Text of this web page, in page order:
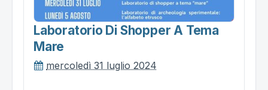
Laboratorio Di Shopper A Tema
Mare
mercoledì 31 luglio 2024